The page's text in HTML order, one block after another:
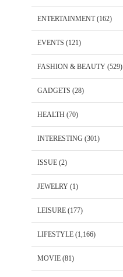
ENTERTAINMENT(162)
EVENTS (121)
FASHION & BEAUTY (529)
GADGETS (28)
HEALTH (70)
INTERESTING (301)
ISSUE (2)
JEWELRY (1)
LEISURE (177)
LIFESTYLE (1,166)
MOVIE (81)